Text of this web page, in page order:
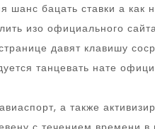
бацать ставки а как
изо официального
давят клавишу
танцевать нате
а также